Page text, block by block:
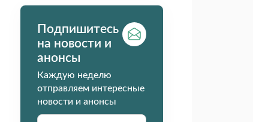
Подпишитесь
на новости и
анонсы
Каждую неделю
отправляем интересные
новости и анонсы